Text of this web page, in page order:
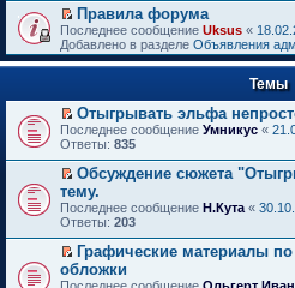
й
т
и
к
п
в
о
м
у
н
е
п
р
о
ч
и
т
а
П
е
р
е
т
и
к
п
р
о
м
у
н
е
п
р
Правила форума
Последнее сообщение Uksus «
Добавлено в разделе Объявления
Темы
П
е
е
й
т
и
к
п
е
р
в
Отыгрывать эльфа
Последнее сообщение Умникус «
Ответы: 835
П
е
р
е
й
т
и
Обсуждение сюжета
тему.
Последнее сообщение Н.Кута «
Ответы: 203
П
е
Графические материалы
обложки
Последнее сообщение Ольгерт